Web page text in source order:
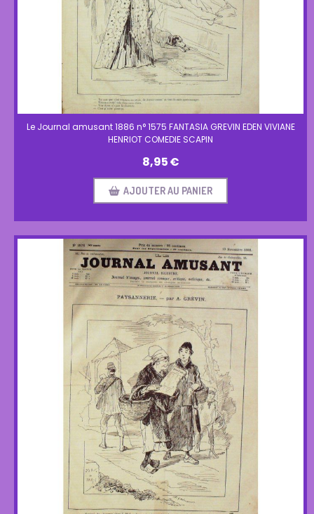
Le Journal amusant 1886 n° 1575 FANTASIA GREVIN EDEN VIVIANE
HENRIOT COMEDIE SCAPIN
8,95€
AJOUTER AU PANIER